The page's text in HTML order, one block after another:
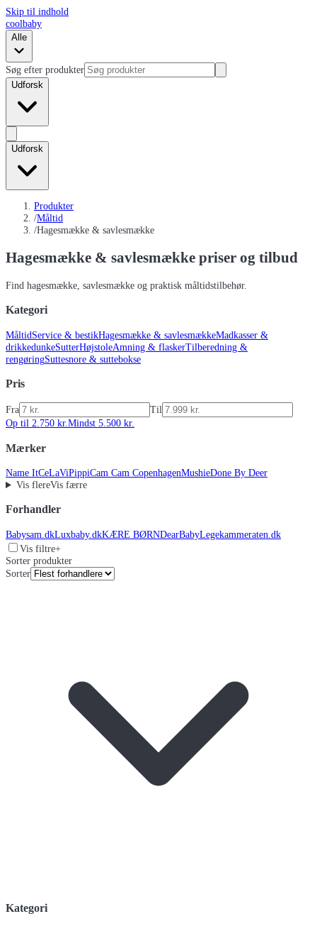
Skip til indhold
coolbaby
Alle
Søg efter produkter
Udforsk
Udforsk
Produkter
/Måltid
/Hagesmække & savlesmække
Hagesmække & savlesmække priser og tilbud
Find hagesmække, savlesmække og praktisk måltidstilbehør.
Kategori
MåltidService & bestikHagesmække & savlesmækkeMadkasser &
drikkedunkeSutterHøjstoleAmning & flaskerTilberedning &
rengøringSuttesnore & suttebokse
Pris
Fra
Til
Op til 2.750 kr.Mindst 5.500 kr.
Mærker
Name ItCeLaViPippiCam Cam CopenhagenMushieDone By Deer
Vis flereVis færre
Forhandler
Babysam.dkLuxbaby.dkKÆRE BØRNDearBabyLegekammeraten.dk
Vis filtre+
Sorter produkter
Sorter
Kategori